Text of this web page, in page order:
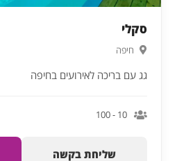
סקלי
חיפה
גג עם בריכה לאירועים בחיפה
10 - 100
שליחת בקשה